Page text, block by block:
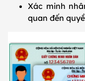
Xác minh
quan đến